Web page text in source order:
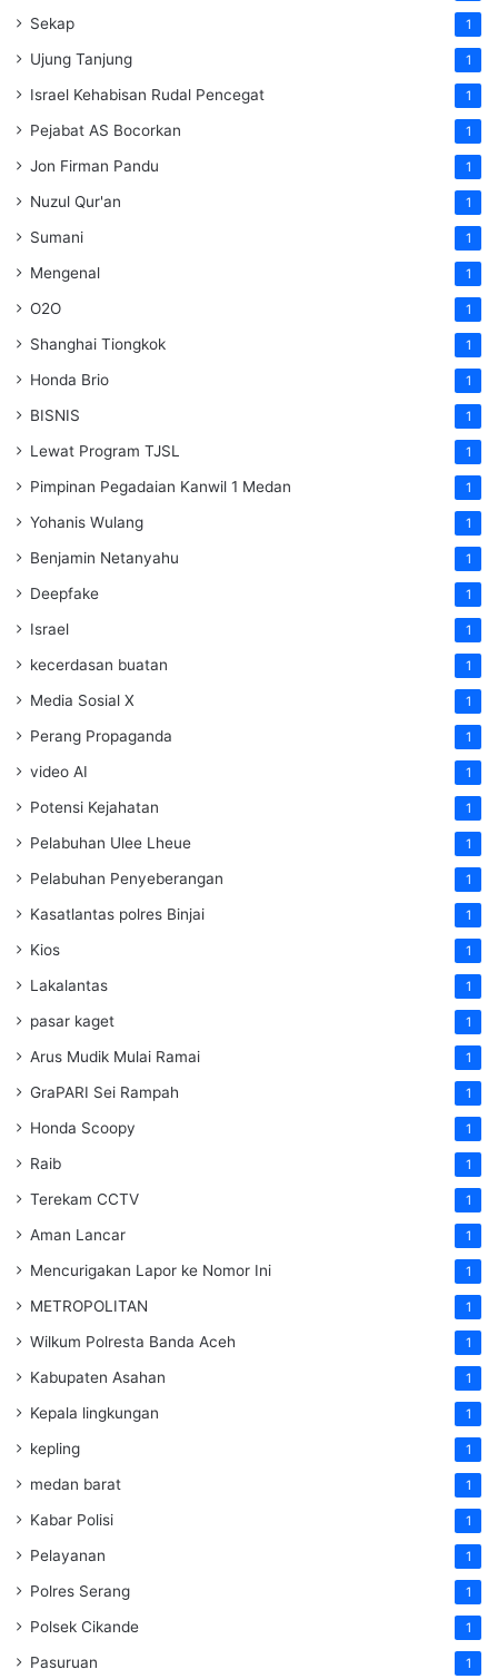
Sekap 1
Ujung Tanjung 1
Israel Kehabisan Rudal Pencegat 1
Pejabat AS Bocorkan 1
Jon Firman Pandu 1
Nuzul Qur'an 1
Sumani 1
Mengenal 1
O2O 1
Shanghai Tiongkok 1
Honda Brio 1
BISNIS 1
Lewat Program TJSL 1
Pimpinan Pegadaian Kanwil 1 Medan 1
Yohanis Wulang 1
Benjamin Netanyahu 1
Deepfake 1
Israel 1
kecerdasan buatan 1
Media Sosial X 1
Perang Propaganda 1
video AI 1
Potensi Kejahatan 1
Pelabuhan Ulee Lheue 1
Pelabuhan Penyeberangan 1
Kasatlantas polres Binjai 1
Kios 1
Lakalantas 1
pasar kaget 1
Arus Mudik Mulai Ramai 1
GraPARI Sei Rampah 1
Honda Scoopy 1
Raib 1
Terekam CCTV 1
Aman Lancar 1
Mencurigakan Lapor ke Nomor Ini 1
METROPOLITAN 1
Wilkum Polresta Banda Aceh 1
Kabupaten Asahan 1
Kepala lingkungan 1
kepling 1
medan barat 1
Kabar Polisi 1
Pelayanan 1
Polres Serang 1
Polsek Cikande 1
Pasuruan 1